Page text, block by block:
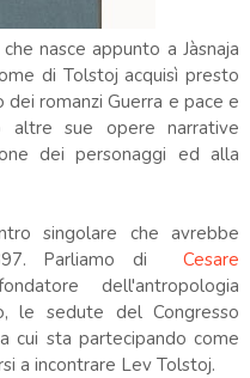
che nasce appunto a Jàsnaja
di Tolstoj acquisì presto
dei romanzi Guerra e pace e
altre sue opere narrative
dei personaggi ed alla
singolare che avrebbe
Parliamo diCesare
dell'antropologia
le sedute del Congresso
cui sta partecipando come
a incontrare Lev Tolstoj.